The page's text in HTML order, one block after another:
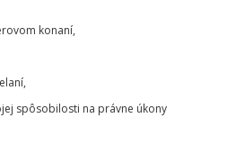
konaní,
spôsobilosti na právne úkony